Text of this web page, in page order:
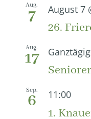
Aug.
7 August 7
26.
Aug.
17 Ganztägig
Sep.
6 11:00
1.